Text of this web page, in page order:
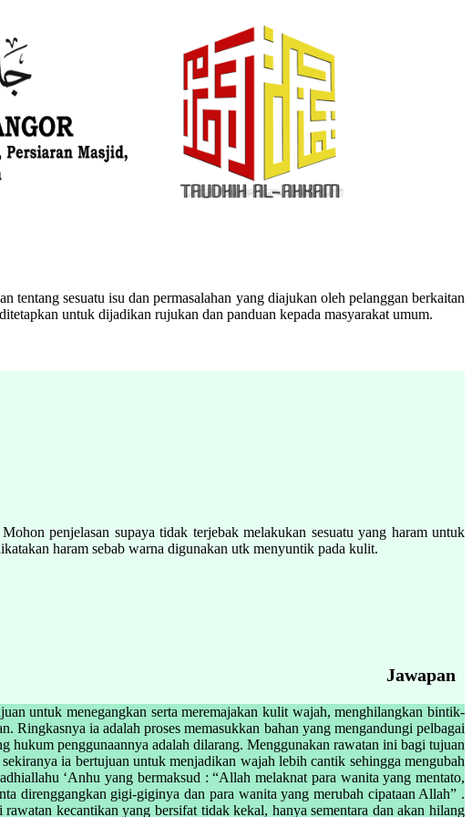
sesuatu isu dan permasalahan yang diajukan oleh pelanggan berkaitan
untuk dijadikan rujukan dan panduan kepada masyarakat umum.
penjelasan supaya tidak terjebak melakukan sesuatu yang haram untuk
haram sebab warna digunakan utk menyuntik pada kulit.
Jawapan
untuk menegangkan serta meremajakan kulit wajah, menghilangkan bintik-
Ringkasnya ia adalah proses memasukkan bahan yang mengandungi pelbagai
hukum penggunaannya adalah dilarang. Menggunakan rawatan ini bagi tujuan
ia bertujuan untuk menjadikan wajah lebih cantik sehingga mengubah
‘Anhu yang bermaksud : “Allah melaknat para wanita yang mentato,
direnggangkan gigi-giginya dan para wanita yang merubah cipataan Allah” .
kecantikan yang bersifat tidak kekal, hanya sementara dan akan hilang